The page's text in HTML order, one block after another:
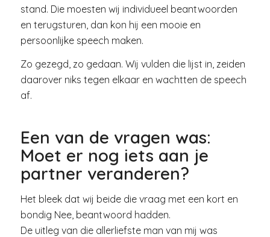
stand. Die moesten wij individueel beantwoorden
en terugsturen, dan kon hij een mooie en
persoonlijke speech maken.
Zo gezegd, zo gedaan. Wij vulden die lijst in, zeiden
daarover niks tegen elkaar en wachtten de speech
af.
Een van de vragen was:
Moet er nog iets aan je
partner veranderen?
Het bleek dat wij beide die vraag met een kort en
bondig Nee, beantwoord hadden.
De uitleg van die allerliefste man van mij was